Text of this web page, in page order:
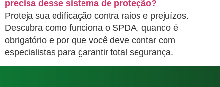
Proteja sua edificação contra raios e prejuízos.
Descubra como funciona o SPDA, quando é
obrigatório e por que você deve contar com
especialistas para garantir total segurança.